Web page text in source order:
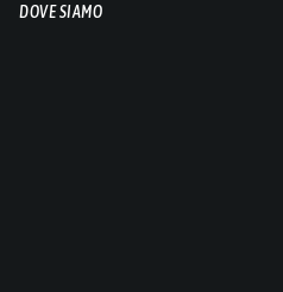
DOVE SIAMO